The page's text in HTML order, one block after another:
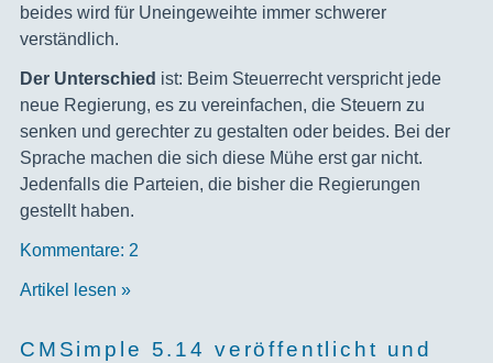
beides wird für Uneingeweihte immer schwerer
verständlich.
Der Unterschied ist: Beim Steuerrecht verspricht jede
neue Regierung, es zu vereinfachen, die Steuern zu
senken und gerechter zu gestalten oder beides. Bei der
Sprache machen die sich diese Mühe erst gar nicht.
Jedenfalls die Parteien, die bisher die Regierungen
gestellt haben.
Kommentare: 2
Artikel lesen »
CMSimple 5.14 veröffentlicht und